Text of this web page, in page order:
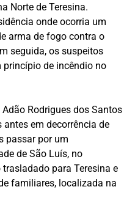
Norte de Teresina.
onde ocorria um
arma de fogo contra o
seguida, os suspeitos
de incêndio no
Rodrigues dos Santos
em decorrência de
passar por um
de São Luís, no
para Teresina e
familiares, localizada na